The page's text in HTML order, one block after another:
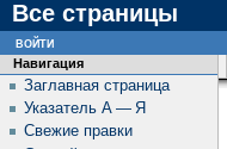
Все страницы
Навигация
Заглавная страница
Указатель А — Я
Свежие правки
войти